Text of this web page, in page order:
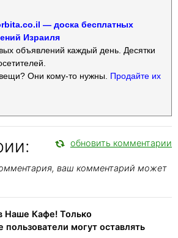
— доска бесплатных
Израиля
объявлений каждый день. Десятки
Они кому-то нужны. Продайте их
обновить комментарии
ваш комментарий может
Наше Кафе! Только
пользователи могут оставлять